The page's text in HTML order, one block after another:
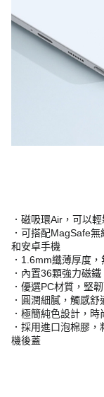
．磁吸環Air，可以
．可搭配MagSafe
和安卓手機
．1.6mm纖薄厚度
．內置36顆強力磁
．優選PC材質，堅
．圓潤細膩，觸感舒
．極簡純色設計，時
．採用進口泡棉膠
機後蓋